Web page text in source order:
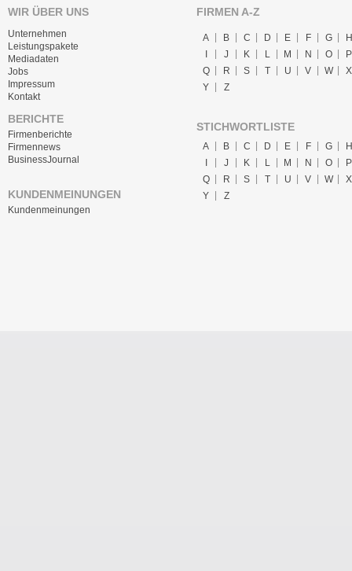
WIR ÜBER UNS
Unternehmen
Leistungspakete
Mediadaten
Jobs
Impressum
Kontakt
BERICHTE
Firmenberichte
Firmennews
BusinessJournal
KUNDENMEINUNGEN
Kundenmeinungen
FIRMEN A-Z
A B C D E F G
H
I
J K L M N O
P
Q
R S T U V W
X
Y
Z
STICHWORTLISTE
A B C D E F G
H
J K L M N O
P
Q
R S T U V W
X
Y
Z